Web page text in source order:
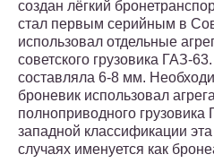
создан лёгкий
стал первым серийным в
использовал отдельные
советского грузовика ГАЗ-
составляла 6-8 мм.
броневик использовал
полноприводного грузовика
западной классификации
случаях именуется как